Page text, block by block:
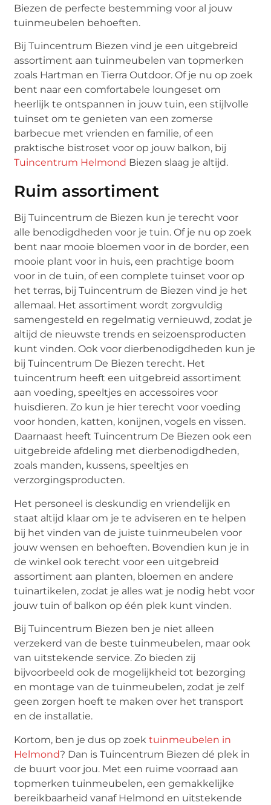
Biezen de perfecte bestemming voor al jouw
tuinmeubelen behoeften.
Bij Tuincentrum Biezen vind je een uitgebreid
assortiment aan tuinmeubelen van topmerken
zoals Hartman en Tierra Outdoor. Of je nu op zoek
bent naar een comfortabele loungeset om
heerlijk te ontspannen in jouw tuin, een stijlvolle
tuinset om te genieten van een zomerse
barbecue met vrienden en familie, of een
praktische bistroset voor op jouw balkon, bij
Tuincentrum Helmond Biezen slaag je altijd.
Ruim assortiment
Bij Tuincentrum de Biezen kun je terecht voor
alle benodigdheden voor je tuin. Of je nu op zoek
bent naar mooie bloemen voor in de border, een
mooie plant voor in huis, een prachtige boom
voor in de tuin, of een complete tuinset voor op
het terras, bij Tuincentrum de Biezen vind je het
allemaal. Het assortiment wordt zorgvuldig
samengesteld en regelmatig vernieuwd, zodat je
altijd de nieuwste trends en seizoensproducten
kunt vinden. Ook voor dierbenodigdheden kun je
bij Tuincentrum De Biezen terecht. Het
tuincentrum heeft een uitgebreid assortiment
aan voeding, speeltjes en accessoires voor
huisdieren. Zo kun je hier terecht voor voeding
voor honden, katten, konijnen, vogels en vissen.
Daarnaast heeft Tuincentrum De Biezen ook een
uitgebreide afdeling met dierbenodigdheden,
zoals manden, kussens, speeltjes en
verzorgingsproducten.
Het personeel is deskundig en vriendelijk en
staat altijd klaar om je te adviseren en te helpen
bij het vinden van de juiste tuinmeubelen voor
jouw wensen en behoeften. Bovendien kun je in
de winkel ook terecht voor een uitgebreid
assortiment aan planten, bloemen en andere
tuinartikelen, zodat je alles wat je nodig hebt voor
jouw tuin of balkon op één plek kunt vinden.
Bij Tuincentrum Biezen ben je niet alleen
verzekerd van de beste tuinmeubelen, maar ook
van uitstekende service. Zo bieden zij
bijvoorbeeld ook de mogelijkheid tot bezorging
en montage van de tuinmeubelen, zodat je zelf
geen zorgen hoeft te maken over het transport
en de installatie.
Kortom, ben je dus op zoektuinmeubelen in
Helmond? Dan is Tuincentrum Biezen dé plek in
de buurt voor jou. Met een ruime voorraad aan
topmerken tuinmeubelen, een gemakkelijke
bereikbaarheid vanaf Helmond en uitstekende